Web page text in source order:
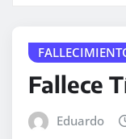
Fallece
Eduardo